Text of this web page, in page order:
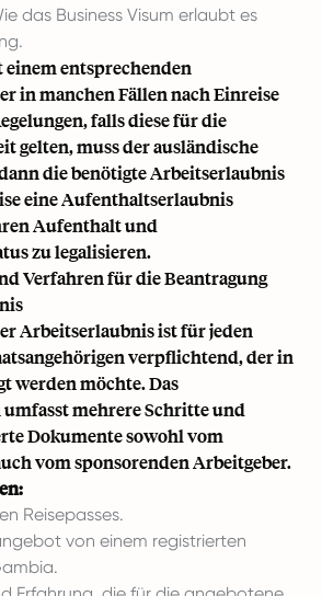
das Business Visum erlaubt es
entsprechenden
in manchen Fällen nach Einreise
falls diese für die
gelten, muss der ausländische
die benötigte Arbeitserlaubnis
eine Aufenthaltserlaubnis
Aufenthalt und
zu legalisieren.
Verfahren für die Beantragung
Arbeitserlaubnis ist für jeden
verpflichtend, der in
werden möchte. Das
mehrere Schritte und
Dokumente sowohl vom
vom sponsorenden Arbeitgeber.
Reisepasses.
von einem registrierten